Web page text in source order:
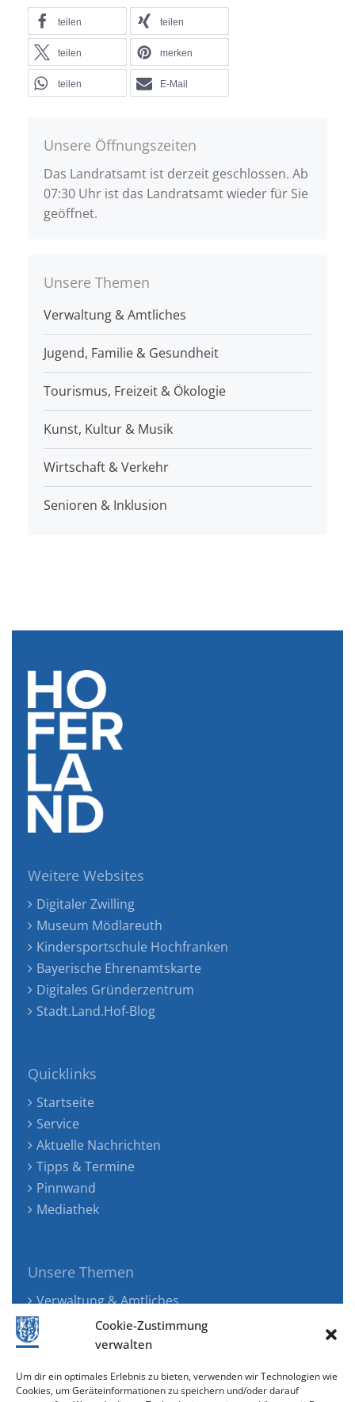
Cookie-Zustimmung
verwalten
Um dir ein optimales Erlebnis zu bieten, verwenden wir Technologien wie
Cookies, um Geräteinformationen zu speichern und/oder darauf
teilen teilen
teilen merken
teilen E-Mail
Unsere Öffnungszeiten
Das Landratsamt ist derzeit geschlossen. Ab
07:30 Uhr ist das Landratsamt wieder für Sie
geöffnet.
Unsere Themen
Verwaltung & Amtliches
Jugend, Familie & Gesundheit
Tourismus, Freizeit & Ökologie
Kunst, Kultur & Musik
Wirtschaft & Verkehr
Senioren & Inklusion
Weitere Websites
Digitaler Zwilling
Museum Mödlareuth
Kindersportschule Hochfranken
Bayerische Ehrenamtskarte
Digitales Gründerzentrum
Stadt.Land.Hof-Blog
Quicklinks
Startseite
Service
Aktuelle Nachrichten
Tipps & Termine
Pinnwand
Mediathek
Unsere Themen
Verwaltung & Amtliches
Jugend, Familie & Gesundheit
Tourismus, Freizeit & Ökologie
Wirtschaft & Verkehr